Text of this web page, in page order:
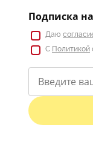
Подписка
Даю
С Политикой